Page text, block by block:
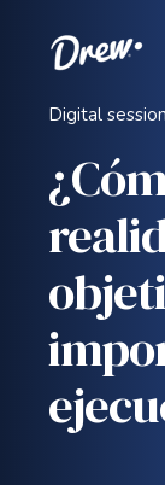
Digital session